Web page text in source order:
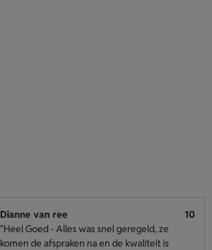
Dianne van ree
10
"Heel Goed - Alles was snel geregeld, ze
komen de afspraken na en de kwaliteit is